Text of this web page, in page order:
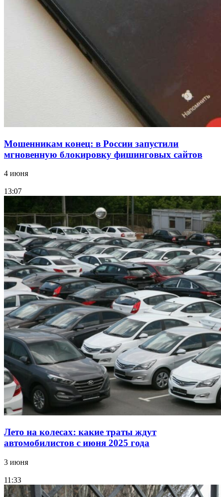
парке прошёл фестиваль „Арбузный переполох“
Волгоградские компании нарастили экспорт:
заключены контракты на 3,6 млн долларов
Мошенникам конец: в России запустили
мгновенную блокировку фишинговых сайтов
4 июня
13:07
Лето на колесах: какие траты ждут
автомобилистов с июня 2025 года
3 июня
11:33